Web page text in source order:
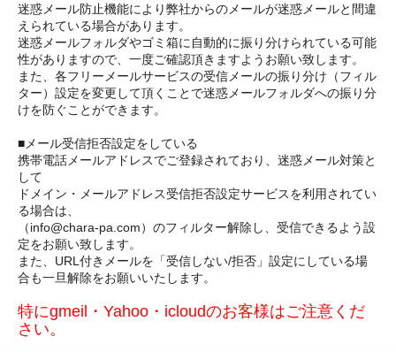
迷惑メール防止機能により弊社からのメールが迷惑メールと間違
えられている場合があります。
迷惑メールフォルダやゴミ箱に自動的に振り分けられている可能
性がありますので、一度ご確認頂きますようお願い致します。
また、各フリーメールサービスの受信メールの振り分け（フィル
ター）設定を変更して頂くことで迷惑メールフォルダへの振り分
けを防ぐことができます。
■メール受信拒否設定をしている
携帯電話メールアドレスでご登録されており、迷惑メール対策と
して
ドメイン・メールアドレス受信拒否設定サービスを利用されてい
る場合は、
（info@chara-pa.com）のフィルター解除し、受信できるよう設
定をお願い致します。
また、URL付きメールを「受信しない/拒否」設定にしている場
合も一旦解除をお願いいたします。
特にgmeil・Yahoo・icloudのお客様はご注意くだ
さい。